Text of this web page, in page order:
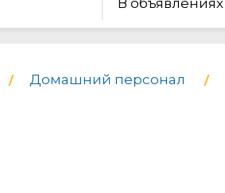
В объявлениях
Домашний персонал